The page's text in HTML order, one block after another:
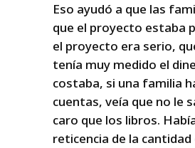
Eso ayudó a que las
que el proyecto estaba
el proyecto era serio,
tenía muy medido el
costaba, si una familia
cuentas, veía que no le
caro que los libros.
reticencia de la cantidad